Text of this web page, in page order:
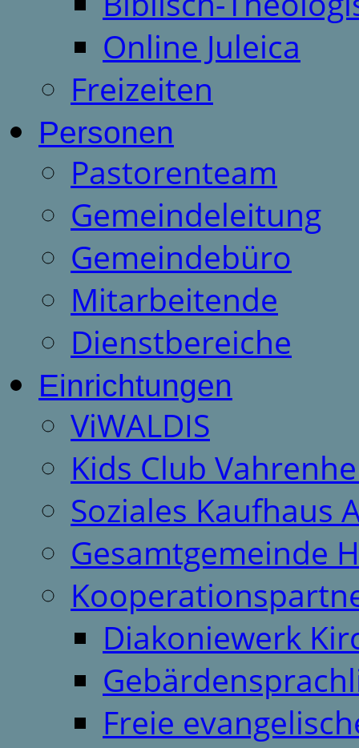
Online Juleica
Freizeiten
Personen
Pastorenteam
Gemeindeleitung
Gemeindebüro
Mitarbeitende
Dienstbereiche
Einrichtungen
ViWALDIS
Kids Club
Soziales Kaufhaus
Gesamtgemeinde
Diakoniewerk
Freie